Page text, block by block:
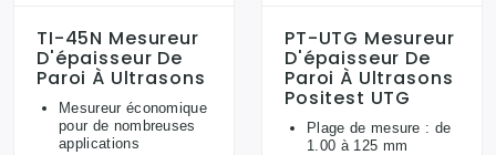
TI-45N Mesureur
D'épaisseur De
Paroi À Ultrasons
Mesureur économique
pour de nombreuses
applications
PT-UTG Mesureur
D'épaisseur De
Paroi À Ultrasons
Positest UTG
Plage de mesure : de
1.00 à 125 mm